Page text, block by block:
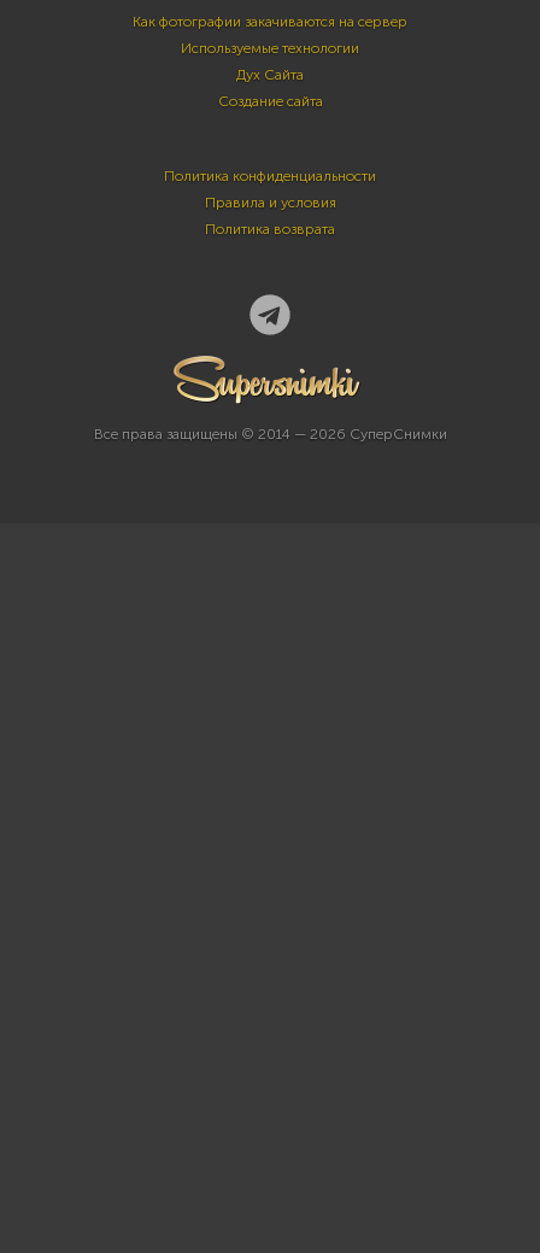
Как фотографии закачиваются на сервер
Используемые технологии
Дух Сайта
Создание сайта
Политика конфиденциальности
Правила и условия
Политика возврата
Все права защищены © 2014 — 2026 СуперСнимки